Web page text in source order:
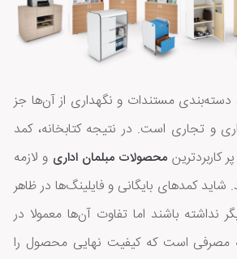
دسته‌بندی مستندات و نگهداری از آن‌ها جز
و تجاری است. در نتیجه کتابخانه، کمد
کاربردترینمحصولات مبلمان اداری و لازمه
کمدهای بایگانی و فایلینگ‌ها در ظاهر
نداشته باشند اما تفاوت آن‌ها معمولا در
مصرفی است که کیفیت نهایی محصول را